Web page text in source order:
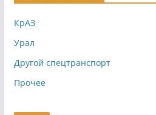
КрАЗ
Урал
Другой спецтранспорт
Прочее